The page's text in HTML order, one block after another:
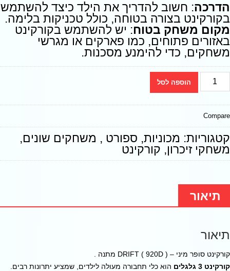
הדרכה: חשוב להדריך את הילד כיצד להשתמש
בקורקינט בצורה בטוחה, כולל טכניקות בלימה.
מקום משחק בטוח: יש להשתמש בקורקינט
באזורים פתוחים, כמו פארקים או מגרשי
משחקים, כדי להימנע מסכנות.
הוספה לסל
Compare
קטגוריות: מכוניות, ספורט , משחקים שונים,
משחקי זיכרון, קורקינט
תיאור
תיאור
קורקינט סופר מיני – ( 920D ) DRIFT מתנה .
קורקינט 3 גלגלים
הוא כלי תחבורה מעולה לילדים, שמציע יתרונות רבים.